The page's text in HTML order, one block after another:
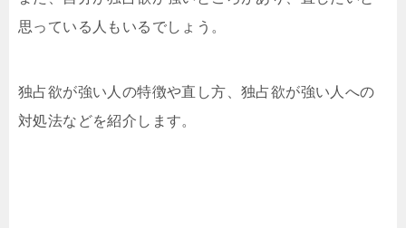
思っている人もいるでしょう。
独占欲が強い人の特徴や直し方、独占欲が強い人への
対処法などを紹介します。